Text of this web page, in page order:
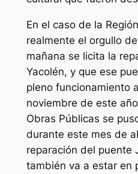
En el caso de la
realmente el orgullo
mañana se licita la
Yacolén, y que ese
pleno funcionamiento
noviembre de este
Obras Públicas se
durante este mes de
reparación del puente
también va a estar en